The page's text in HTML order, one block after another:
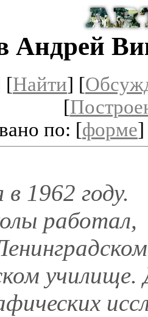
Андрей
[Найти] [
[
по: [форме
1962 году.
работал,